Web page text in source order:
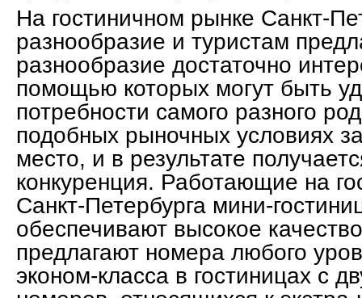
На гостиничном рынке Санкт-
разнообразие и туристам
разнообразие достаточно
помощью которых могут быть
потребности самого разного
подобных рыночных условиях
место, и в результате
конкуренция. Работающие на
Санкт-Петербурга мини-
обеспечивают высокое
предлагают номера любого
эконом-класса в гостиницах с